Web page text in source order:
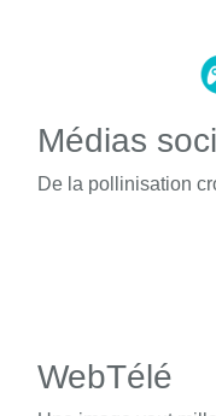
Médias
De la pollinisation
WebTélé